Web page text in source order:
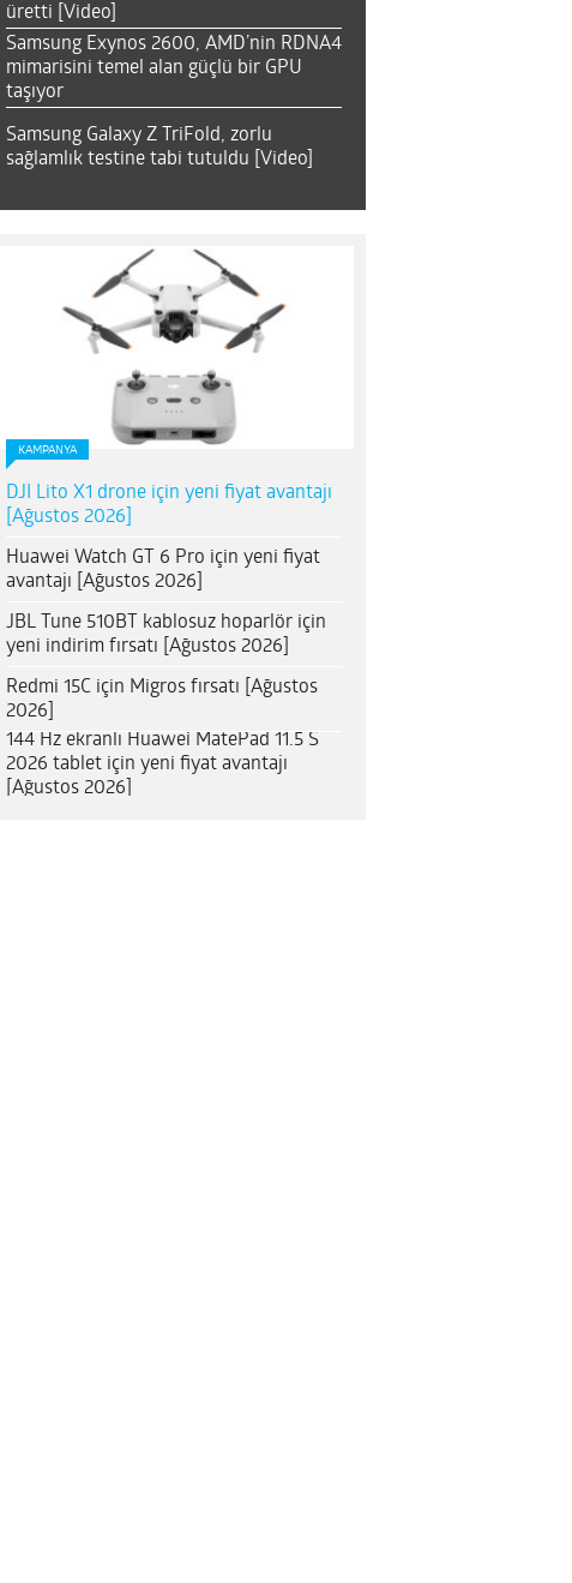
üretti [Video]
Samsung Exynos 2600, AMD’nin RDNA4
mimarisini temel alan güçlü bir GPU
taşıyor
Samsung Galaxy Z TriFold, zorlu
sağlamlık testine tabi tutuldu [Video]
KAMPANYA
DJI Lito X1 drone için yeni fiyat avantajı
[Ağustos 2026]
Huawei Watch GT 6 Pro için yeni fiyat
avantajı [Ağustos 2026]
JBL Tune 510BT kablosuz hoparlör için
yeni indirim fırsatı [Ağustos 2026]
Redmi 15C için Migros fırsatı [Ağustos
2026]
144 Hz ekranlı Huawei MatePad 11.5 S
2026 tablet için yeni fiyat avantajı
[Ağustos 2026]